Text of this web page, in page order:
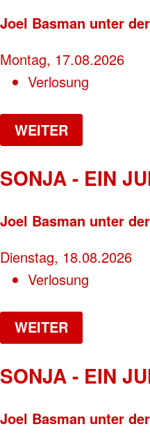
Joel Basman unter
Montag, 17.08.2026
Verlosung
WEITER
SONJA - EIN
Joel Basman unter
Dienstag, 18.08.2026
Verlosung
WEITER
SONJA - EIN
Joel Basman unter